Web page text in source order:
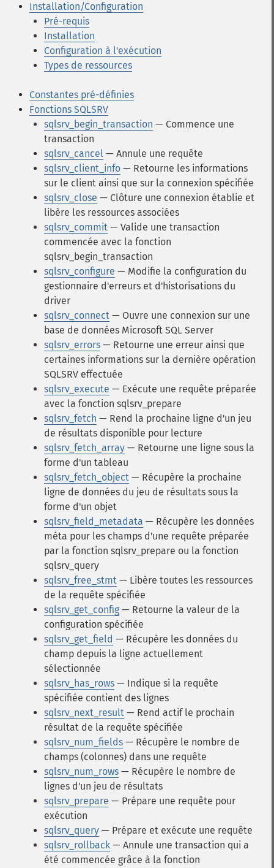
Installation/Configuration
Pré-requis
Installation
Configuration à l'exécution
Types de ressources
Constantes pré-définies
Fonctions SQLSRV
sqlsrv_begin_transaction — Commence une
transaction
sqlsrv_cancel — Annule une requête
sqlsrv_client_info — Retourne les informations
sur le client ainsi que sur la connexion spécifiée
sqlsrv_close — Clôture une connexion établie et
libère les ressources associées
sqlsrv_commit — Valide une transaction
commencée avec la fonction
sqlsrv_begin_transaction
sqlsrv_configure — Modifie la configuration du
gestionnaire d'erreurs et d'historisations du
driver
sqlsrv_connect — Ouvre une connexion sur une
base de données Microsoft SQL Server
sqlsrv_errors — Retourne une erreur ainsi que
certaines informations sur la dernière opération
SQLSRV effectuée
sqlsrv_execute — Exécute une requête préparée
avec la fonction sqlsrv_prepare
sqlsrv_fetch — Rend la prochaine ligne d'un jeu
de résultats disponible pour lecture
sqlsrv_fetch_array — Retourne une ligne sous la
forme d'un tableau
sqlsrv_fetch_object — Récupère la prochaine
ligne de données du jeu de résultats sous la
forme d'un objet
sqlsrv_field_metadata — Récupère les données
méta pour les champs d'une requête préparée
par la fonction sqlsrv_prepare ou la fonction
sqlsrv_query
sqlsrv_free_stmt — Libère toutes les ressources
de la requête spécifiée
sqlsrv_get_config — Retourne la valeur de la
configuration spécifiée
sqlsrv_get_field — Récupère les données du
champ depuis la ligne actuellement
sélectionnée
sqlsrv_has_rows — Indique si la requête
spécifiée contient des lignes
sqlsrv_next_result — Rend actif le prochain
résultat de la requête spécifiée
sqlsrv_num_fields — Récupère le nombre de
champs (colonnes) dans une requête
sqlsrv_num_rows — Récupère le nombre de
lignes d'un jeu de résultats
sqlsrv_prepare — Prépare une requête pour
exécution
sqlsrv_query — Prépare et exécute une requête
sqlsrv_rollback — Annule une transaction qui a
été commencée grâce à la fonction